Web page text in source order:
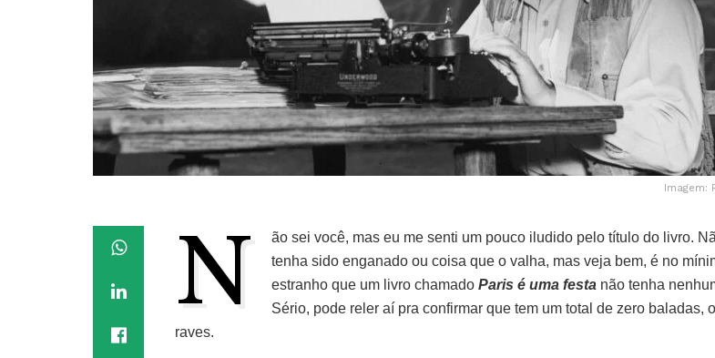
Imagem:
N
ão sei você, mas eu me senti um pouco iludido pelo título do livro.
tenha sido enganado ou coisa que o valha, mas veja bem, é no
estranho que um livro chamadoParis é uma festa não tenha
Sério, pode reler aí pra confirmar que tem um total de zero baladas,
raves.